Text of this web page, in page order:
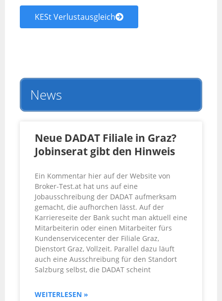
KESt Verlustausgleich
News
Neue DADAT Filiale in Graz?
Jobinserat gibt den Hinweis
Ein Kommentar hier auf der Website von
Broker-Test.at hat uns auf eine
Jobausschreibung der DADAT aufmerksam
gemacht, die aufhorchen lässt. Auf der
Karriereseite der Bank sucht man aktuell eine
Mitarbeiterin oder einen Mitarbeiter fürs
Kundenservicecenter der Filiale Graz,
Dienstort Graz, Vollzeit. Parallel dazu läuft
auch eine Ausschreibung für den Standort
Salzburg selbst, die DADAT scheint
WEITERLESEN »